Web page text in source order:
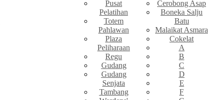
Pusat
Pelatihan
Totem
Pahlawan
Plaza
Peliharaan
Regu
Gudang
Gudang
Senjata
Tambang
Cerobong Asap
Boneka Salju
Batu
Malaikat Asmara
Cokelat
A
B
C
D
E
F